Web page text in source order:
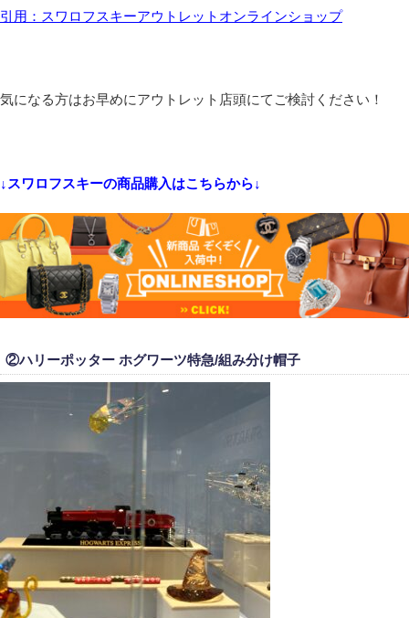
引用：スワロフスキーアウトレットオンラインショップ
気になる方はお早めにアウトレット店頭にてご検討ください！
↓スワロフスキーの商品購入はこちらから↓
②ハリーポッター ホグワーツ特急/組み分け帽子